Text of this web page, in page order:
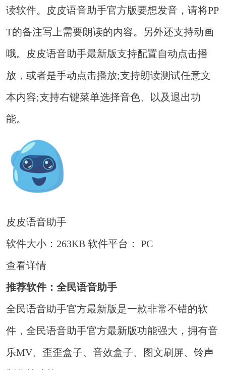
读软件。皮皮语音助手官方版要想发音，请将PP
T的备注写上需要朗读的内容。另外还支持动画
哦。皮皮语音助手最新版支持配置自动点击播
放，或者是手动点击播放;支持朗读测试任意文
本内容;支持右键菜单选择音色、以及退出功
能。
皮皮语音助手
软件大小：263KB 软件平台： PC
查看详情
推荐软件：全民语音助手
全民语音助手官方最新版是一款非常不错的软
件，全民语音助手官方最新版功能强大，拥有音
乐MV、歪歪盒子、音效盒子、图文刷屏、铃声